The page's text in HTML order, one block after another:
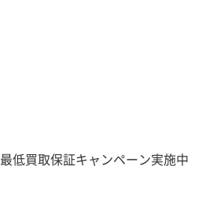
最低買取保証キャンペーン実施中